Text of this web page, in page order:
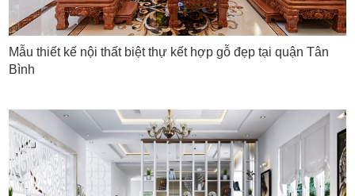
Tạo không gian sống thân thiện với
môi trường
Thiết kế nội thất biệt thự gỗ tự nhiên không chỉ mang lại vẻ
Mẫu thiết kế nội thất biệt thự kết hợp gỗ đẹp tại quận Tân
Bình